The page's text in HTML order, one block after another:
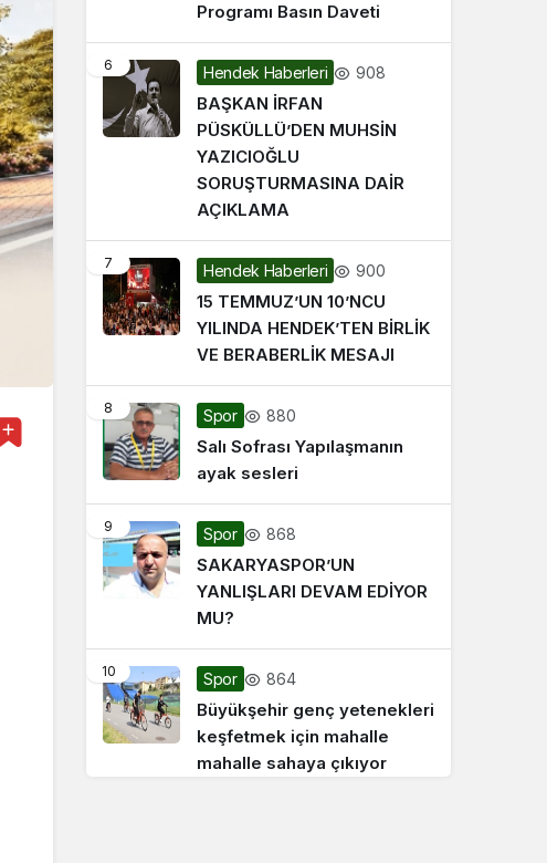
Programı Basın Daveti
6 Hendek Haberleri 908
BAŞKAN İRFAN
PÜSKÜLLÜ’DEN MUHSİN
YAZICIOĞLU
SORUŞTURMASINA DAİR
AÇIKLAMA
7 Hendek Haberleri 900
15 TEMMUZ’UN 10’NCU
YILINDA HENDEK’TEN BİRLİK
VE BERABERLİK MESAJI
8 Spor 880
Salı Sofrası Yapılaşmanın
ayak sesleri
9 Spor 868
SAKARYASPOR’UN
YANLIŞLARI DEVAM EDİYOR
MU?
10 Spor 864
Büyükşehir genç yetenekleri
keşfetmek için mahalle
mahalle sahaya çıkıyor